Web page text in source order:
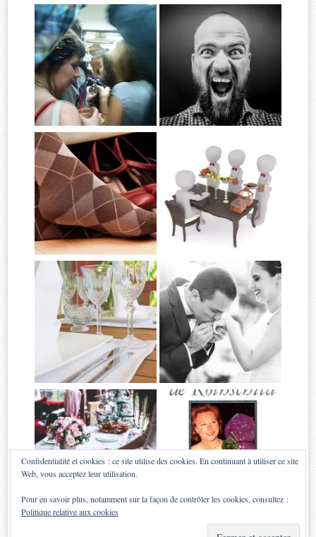
Confidentialité et cookies : ce site utilise des cookies. En continuant à utiliser ce site
Web, vous acceptez leur utilisation.
Pour en savoir plus, notamment sur la façon de contrôler les cookies, consultez :
Politique relative aux cookies